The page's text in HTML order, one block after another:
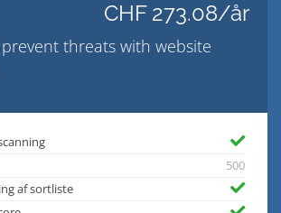
CHF 273.08/år
threats with website
500
af sortliste